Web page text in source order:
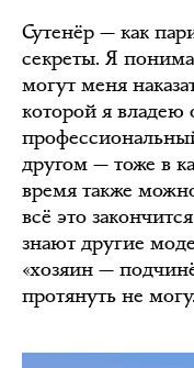
Сутенёр — как
секреты. Я
могут меня
которой я владею
другом — тоже в
время также
всё это
знают другие
«хозяин —
протянуть не могу.